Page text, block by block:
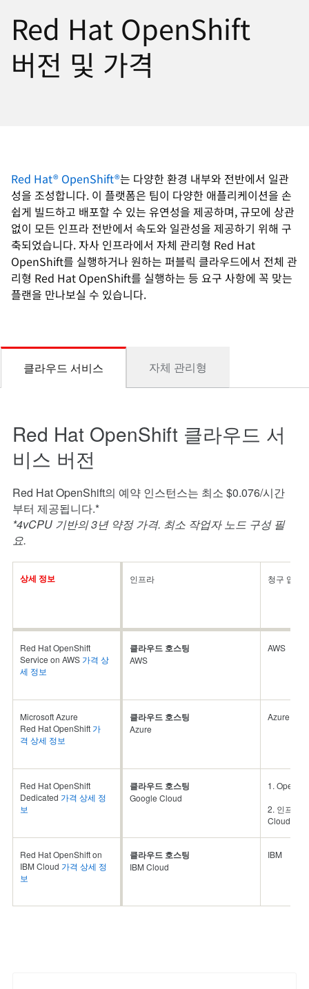
Red Hat OpenShift
버전 및 가격
Red Hat® OpenShift®는 다양한 환경 내부와 전반에서 일관
성을 조성합니다. 이 플랫폼은 팀이 다양한 애플리케이션을 손
쉽게 빌드하고 배포할 수 있는 유연성을 제공하며, 규모에 상관
없이 모든 인프라 전반에서 속도와 일관성을 제공하기 위해 구
축되었습니다. 자사 인프라에서 자체 관리형 Red Hat
OpenShift를 실행하거나 원하는 퍼블릭 클라우드에서 전체 관
리형 Red Hat OpenShift를 실행하는 등 요구 사항에 꼭 맞는
플랜을 만나보실 수 있습니다.
Red Hat OpenShift 클라우드 서
비스 버전
Red Hat OpenShift의 예약 인스턴스는 최소 $0.076/시간
부터 제공됩니다.*
*4vCPU 기반의 3년 약정 가격. 최소 작업자 노드 구성 필
요.
상세 정보
Red Hat OpenShift
Service on AWS 가격 상
세 정보
Microsoft Azure
Red Hat OpenShift 가
격 상세 정보
Red Hat OpenShift
Dedicated 가격 상세 정
보
Red Hat OpenShift on
IBM Cloud 가격 상세 정
보
인프라
클라우드 호스팅
AWS
클라우드 호스팅
Azure
클라우드 호스팅
Google Cloud
클라우드 호스팅
IBM Cloud
청구 업체
AWS
Azure
1.
2. 인프라
Cloud
IBM